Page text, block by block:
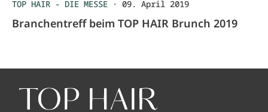
TOP HAIR - DIE MESSE · 09. April 2019
Branchentreff beim TOP HAIR Brunch 2019